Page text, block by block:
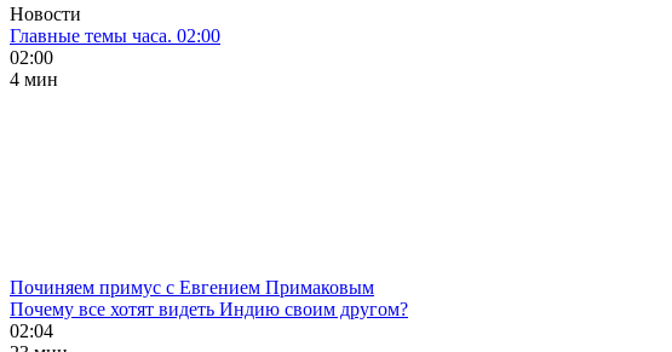
Новости
Главные темы часа. 02:00
02:00
4 мин
Починяем примус с Евгением Примаковым
Почему все хотят видеть Индию своим другом?
02:04